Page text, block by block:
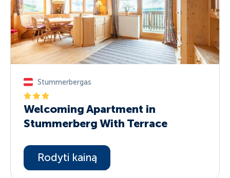
Stummerbergas
Welcoming Apartment in
Stummerberg With Terrace
Rodyti kainą